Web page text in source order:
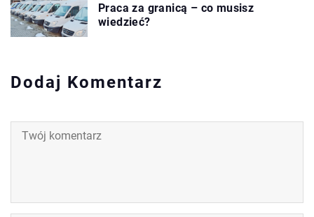
Praca za granicą – co musisz
wiedzieć?
Dodaj Komentarz